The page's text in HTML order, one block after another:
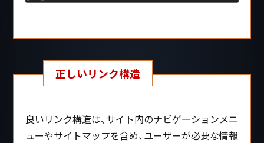
正しいリンク構造
良いリンク構造は、サイト内のナビゲーションメニ
ューやサイトマップを含め、ユーザーが必要な情報